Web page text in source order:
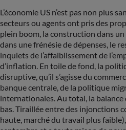
L’économie US n’est pas non plus
secteurs ou agents ont pris des
plein boom, la construction dans
dans une frénésie de dépenses, le
inquiets de l’affaiblissement de
d’inflation. En toile de fond, la
disruptive, qu’il s’agisse du
banque centrale, de la politique
internationales. Au total, la balance
bas. Tiraillée entre des injonctions
haute, marché du travail plus